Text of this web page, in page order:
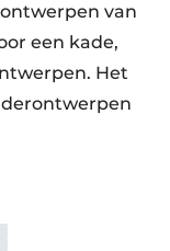
van
een kade,
Het